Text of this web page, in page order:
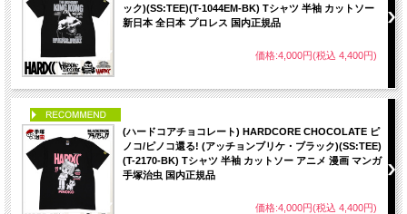
ック)(SS:TEE)(T-1044EM-BK) Tシャツ 半袖 カットソー
新日本 全日本 プロレス 国内正規品
価格:4,000円(税込 4,400円)
(ハードコアチョコレート) HARDCORE CHOCOLATE ピ
ノコ/ピノコ還る! (アッチョンブリケ・ブラック)(SS:TEE)
(T-2170-BK) Tシャツ 半袖 カットソー アニメ 漫画 マンガ
手塚治虫 国内正規品
価格:4,000円(税込 4,400円)